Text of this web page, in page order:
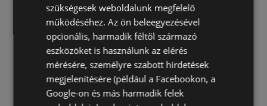
Lejárat dátuma: 2026.05.03
Távolság:
1,11 km
szükségesek weboldalunk megfelelő
működéséhez. Az ön beleegyezésével
opcionális, harmadik féltől származó
eszközöket is használunk az elérés
mérésére, személyre szabott hirdetések
megjelenítésére (például a Facebookon, a
Google-on és más harmadik felek